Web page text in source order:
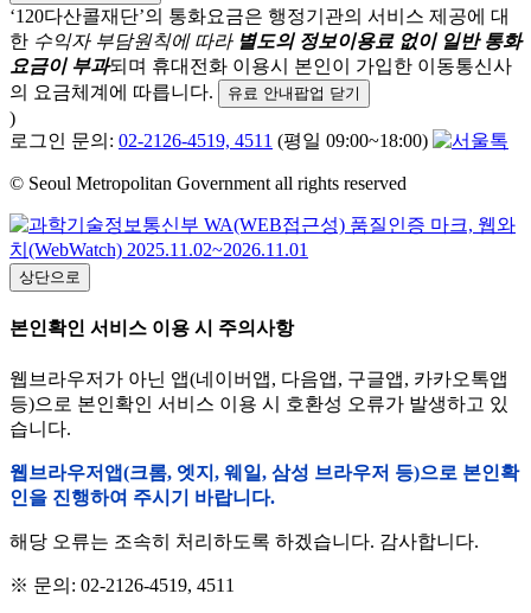
‘120다산콜재단’의 통화요금은 행정기관의 서비스 제공에 대
한 수익자 부담원칙에 따라 별도의 정보이용료 없이 일반 통화
요금이 부과되며 휴대전화 이용시 본인이 가입한 이동통신사
의 요금체계에 따릅니다.
유료 안내팝업 닫기
)
로그인 문의: 02-2126-4519, 4511 (평일 09:00~18:00)
© Seoul Metropolitan Government all rights reserved
상단으로
본인확인 서비스 이용 시 주의사항
웹브라우저가 아닌 앱(네이버앱, 다음앱, 구글앱, 카카오톡앱
등)으로 본인확인 서비스 이용 시 호환성 오류가 발생하고 있
습니다.
웹브라우저앱(크롬, 엣지, 웨일, 삼성 브라우저 등)으로 본인확
인을 진행하여 주시기 바랍니다.
해당 오류는 조속히 처리하도록 하겠습니다. 감사합니다.
※ 문의: 02-2126-4519, 4511